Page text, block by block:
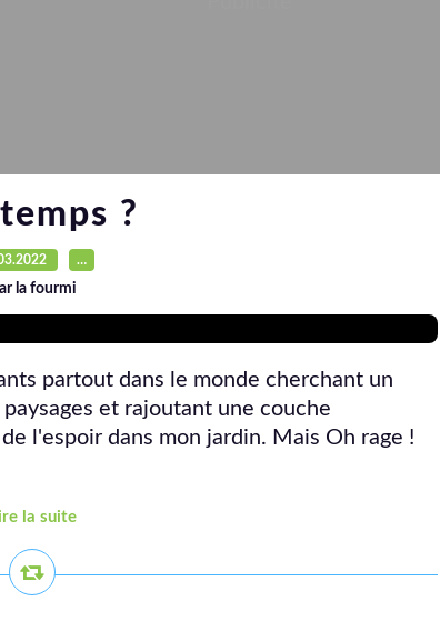
?
…
la fourmi
partout dans le monde cherchant un
et rajoutant une couche
l'espoir dans mon jardin. Mais Oh rage !
la suite